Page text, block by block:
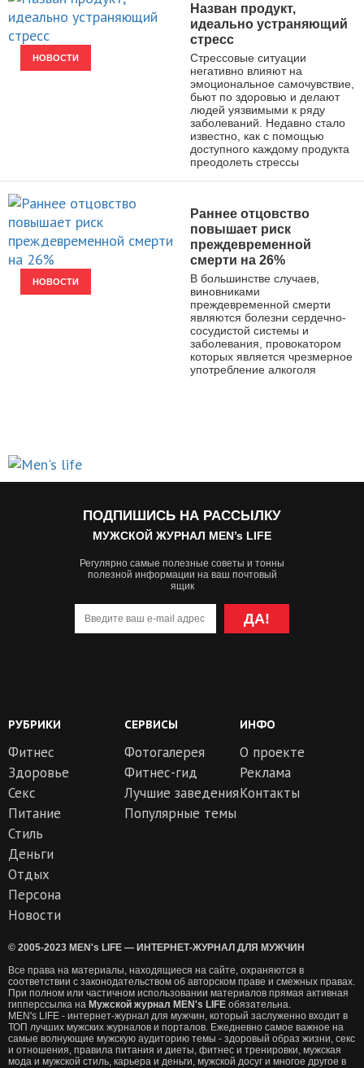
НОВОСТИ
Назван продукт,
идеально устраняющий
стресс
Стрессовые ситуации
негативно влияют на
эмоциональное самочувствие,
бьют по здоровью и делают
людей уязвимыми к ряду
заболеваний. Недавно стало
известно, как с помощью
доступного каждому продукта
преодолеть стрессы
НОВОСТИ
Раннее отцовство
повышает риск
преждевременной
смерти на 26%
В большинстве случаев,
виновниками
преждевременной смерти
являются болезни сердечно-
сосудистой системы и
заболевания, провокатором
которых является чрезмерное
употребление алкоголя
ПОДПИШИСЬ НА РАССЫЛКУ
МУЖСКОЙ ЖУРНАЛ MEN’s LIFE
Регулярно самые полезные советы и тонны
полезной информации на ваш почтовый
ящик
ДА!
РУБРИКИ
Фитнес
Здоровье
Секс
Питание
Стиль
Деньги
Отдых
Персона
Новости
СЕРВИСЫ
Фотогалерея
Фитнес-гид
Лучшие заведения
Популярные темы
ИНФО
О проекте
Реклама
Контакты
© 2005-2023 MEN's LIFE — ИНТЕРНЕТ-ЖУРНАЛ ДЛЯ МУЖЧИН
Все права на материалы, находящиеся на сайте, охраняются в
соответствии с законодательством об авторском праве и смежных правах.
При полном или частичном использовании материалов прямая активная
гипперссылка на Мужской журнал MEN's LIFE обязательна.
MEN's LIFE - интернет-журнал для мужчин, который заслуженно входит в
ТОП лучших мужских журналов и порталов. Ежедневно самое важное на
самые волнующие мужскую аудиторию темы - здоровый образ жизни, секс
и отношения, правила питания и диеты, фитнес и тренировки, мужская
мода и мужской стиль, карьера и деньги, мужской досуг и многое другое в